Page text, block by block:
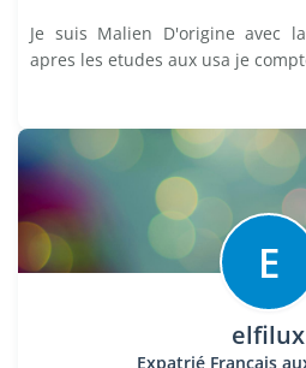
Je suis Malien D'origine avec
apres les etudes aux usa je
E
elfilux
Expatrié Français